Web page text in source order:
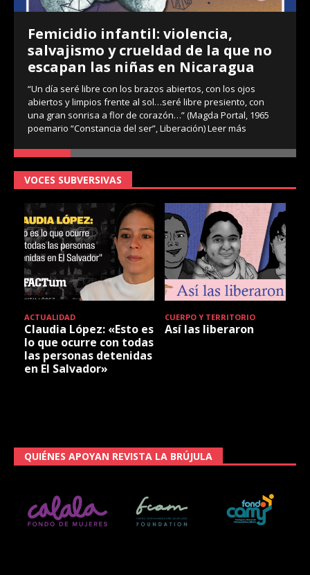
Femicidio infantil: violencia,
salvajismo y crueldad de la que no
escapan las niñas en Nicaragua
“Un día seré libre con los brazos abiertos, con los ojos
abiertos y limpios frente al sol…seré libre presiento, con
una gran sonrisa a flor de corazón…” (Magda Portal, 1965
poemario “Constancia del ser”, Liberación)Leer más
VOCES SUBVERSIVAS
ACTUALIDAD
Claudia López: «Esto es
lo que ocurre con todas
las personas detenidas
en El Salvador»
CUERPO Y TERRITORIO
Así las liberaron
QUIÉNES APOYAN REVISTA LA BRÚJULA